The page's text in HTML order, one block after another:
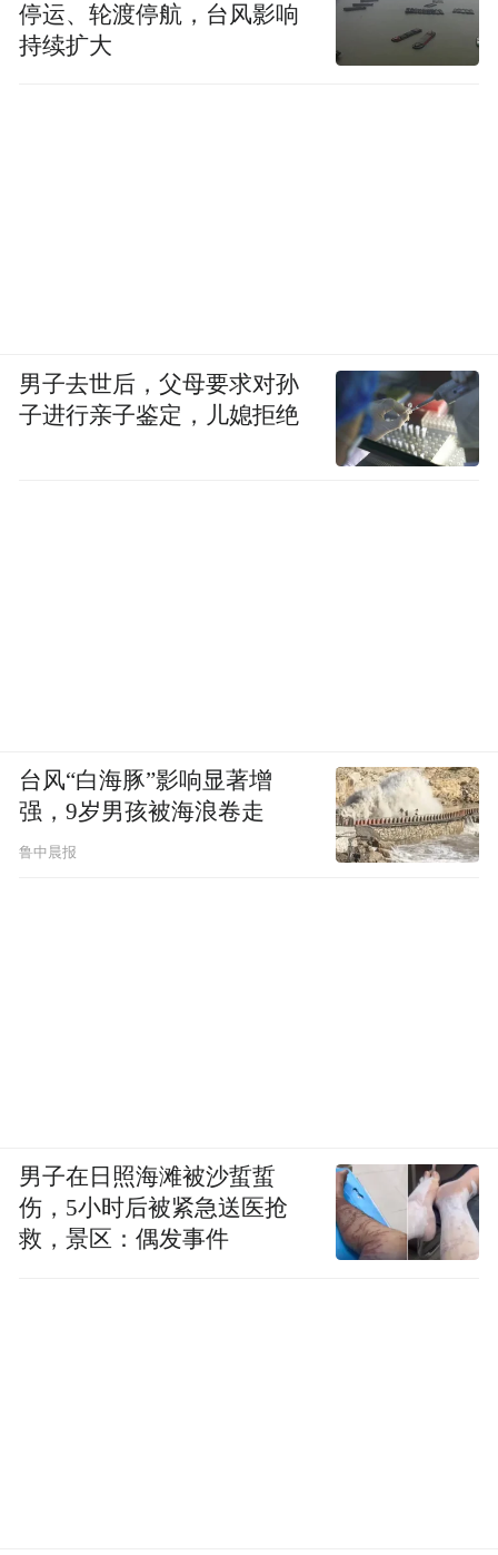
停运、轮渡停航，台风影响
持续扩大
男子去世后，父母要求对孙
子进行亲子鉴定，儿媳拒绝
台风“白海豚”影响显著增
强，9岁男孩被海浪卷走
鲁中晨报
男子在日照海滩被沙蜇蜇
伤，5小时后被紧急送医抢
救，景区：偶发事件